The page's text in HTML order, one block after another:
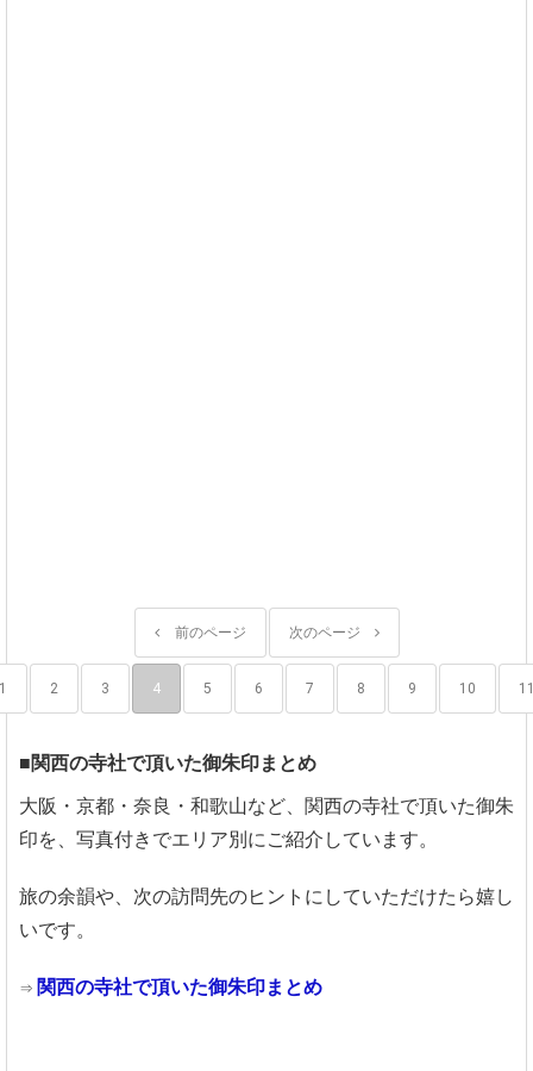
前のページ 次のページ
2 3 4 5 6 7 8 9 10
■関西の寺社で頂いた御朱印まとめ
大阪・京都・奈良・和歌山など、関西の寺社で頂いた御朱
印を、写真付きでエリア別にご紹介しています。
旅の余韻や、次の訪問先のヒントにしていただけたら嬉し
いです。
⇒ 関西の寺社で頂いた御朱印まとめ